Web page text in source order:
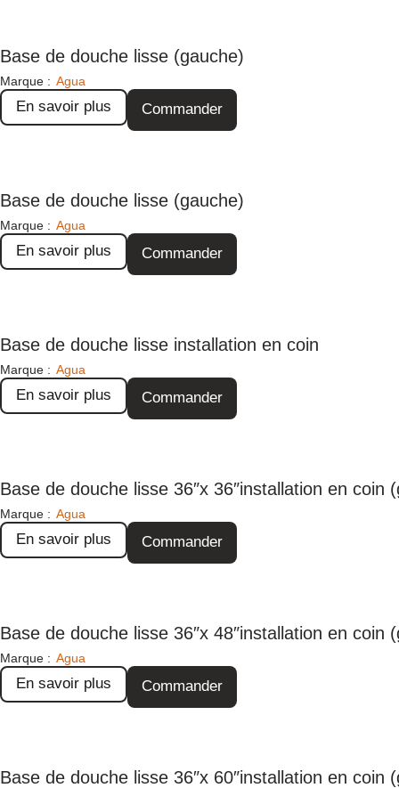
Base de douche lisse (gauche)
Marque : Agua
En savoir plus Commander
Base de douche lisse (gauche)
Marque : Agua
En savoir plus Commander
Base de douche lisse installation en coin
Marque : Agua
En savoir plus Commander
Base de douche lisse 36″x 36″installation en coin
Marque : Agua
En savoir plus Commander
Base de douche lisse 36″x 48″installation en coin
Marque : Agua
En savoir plus Commander
Base de douche lisse 36″x 60″installation en coin